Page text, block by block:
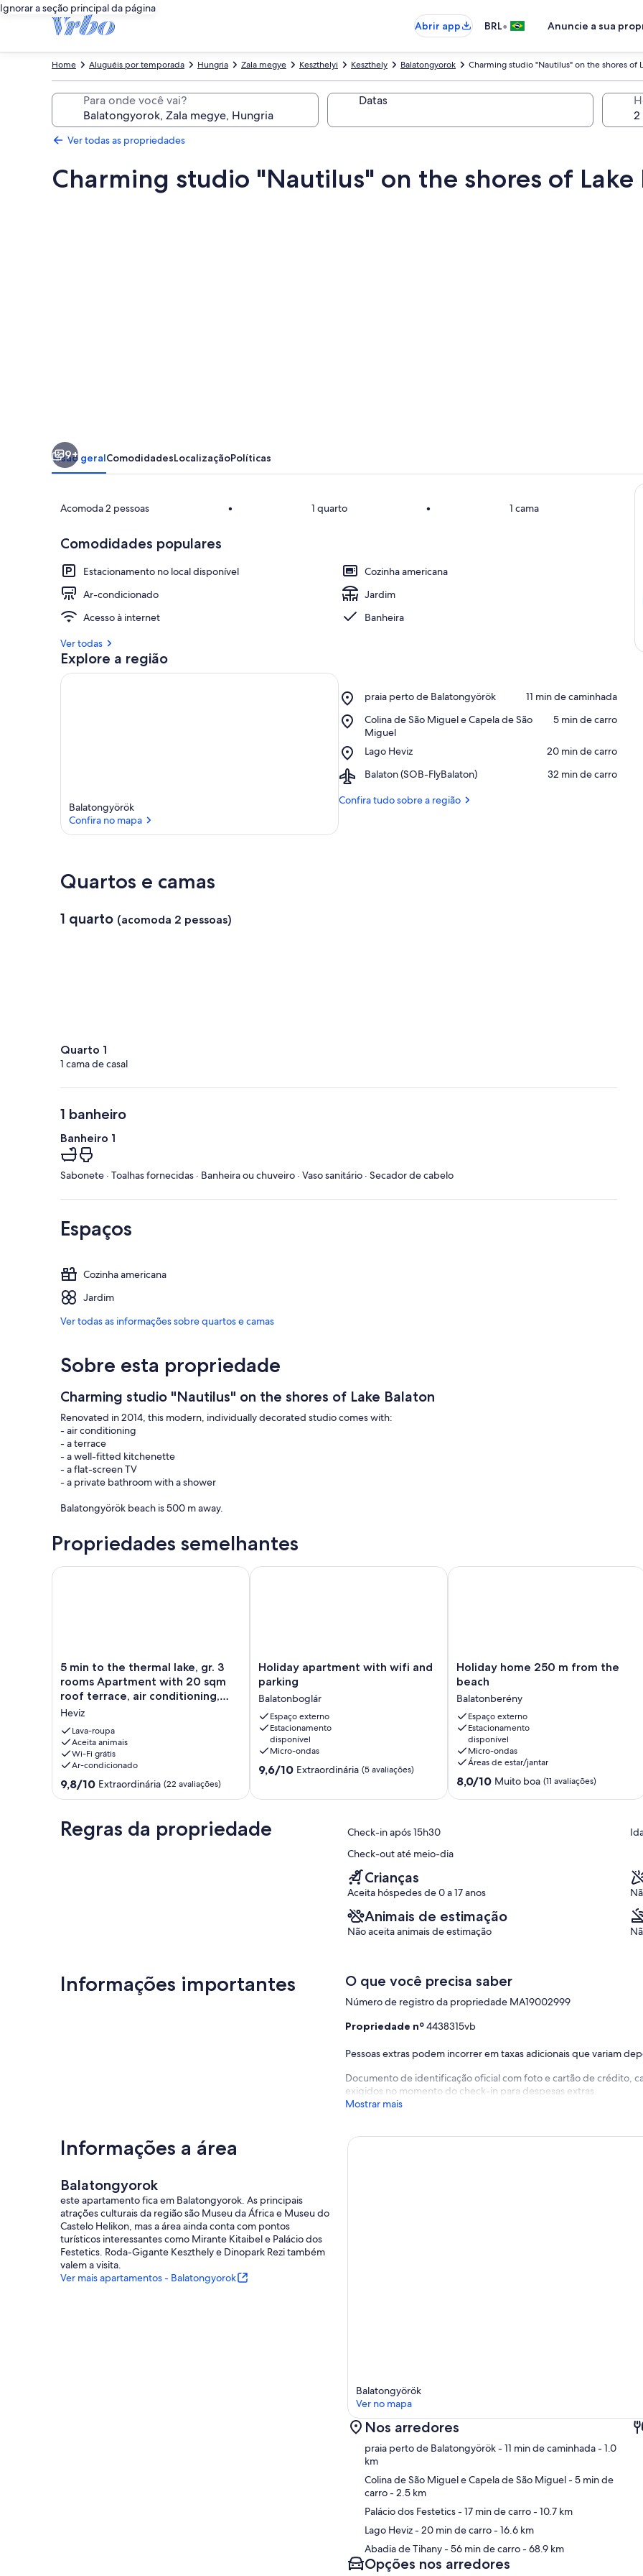
Ignorar a seção principal da página
Abrir app
BRL• Anuncie a sua
Charming studio "Nautilus" on the shores of
Balatongyorok
Keszthely
Keszthelyi
Zala megye
Hungria
Aluguéis por temporada
Home
Para onde você vai? Datas
Ver todas as propriedades
Charming studio "Nautilus" on the shores of Lake
Lake
Balaton
Detalhe da fachada
9+
Visão geralComodidadesLocalizaçãoPolíticas
Acomoda 2 pessoas • 1 quarto • 1 cama
Comodidades populares
Estacionamento no local disponível
Cozinha americana
Ar-condicionado
Jardim
Acesso à internet
Banheira
Ver todas
Explore a região
Balatongyörök
Confira no mapa
praia perto de Balatongyörök
Place,
perto
de
Balatongyörök
‪11 min de caminhada‬
Colina de São Miguel e Capela de São
Miguel
Place,
Colina
de
São
Miguel
Capela
‪5 min de carro‬
Lago Heviz
Place,
Heviz
‪20 min de carro‬
Balaton (SOB-FlyBalaton)
Airport,
(SOB-
‪32 min de carro‬
Confira tudo sobre a região
Quartos e camas
1 quarto (acomoda 2 pessoas)
Quarto 1
1 cama de casal
1 banheiro
Banheiro 1
Sabonete · Toalhas fornecidas · Banheira ou chuveiro · Vaso sanitário · Secador de cabelo
Espaços
Cozinha americana
Jardim
Ver todas as informações sobre quartos e camas
Sobre esta propriedade
Charming studio "Nautilus" on the shores of Lake Balaton
Renovated in 2014, this modern, individually decorated studio comes with:
- air conditioning
- a terrace
- a well-fitted kitchenette
- a flat-screen TV
- a private bathroom with a shower
Balatongyörök beach is 500 m away.
Propriedades semelhantes
5
min
to
thermal
lake,
gr.
3
rooms
Apartment
sqm
roof
5 min to the thermal lake, gr. 3
rooms Apartment with 20 sqm
roof terrace, air conditioning,
internet,
Heviz
Lava-roupa
Aceita animais
Wi-Fi grátis
Ar-condicionado
9.8
de
Extraordinária,
(22
9,8/10 Extraordinária (22 avaliações)
5 min to the thermal lake, gr. 3 rooms Apartment with 20 sqm roof terrace, air conditioning, internet,
Holiday
apartment
with
wifi
and
parking
Balatonboglár
Holiday apartment with wifi and
parking
Balatonboglár
Espaço externo
Estacionamento
disponível
Micro-ondas
9.6
(5
avaliações)
9,6/10 Extraordinária (5 avaliações)
Holiday apartment with wifi and parking
Holiday
home
m
from
the
beach
Balatonberény
Holiday home 250 m from the
beach
Balatonberény
Espaço externo
Estacionamento
disponível
Micro-ondas
Áreas de estar/jantar
8.0
8,0/10 Muito boa (11 avaliações)
Holiday home 250 m from the beach
Regras da propriedade Check-in após 15h30
Check-out até meio-dia
Crianças
Aceita hóspedes de 0 a 17 anos
Animais de estimação
Não aceita animais de estimação
Informações importantes O que você precisa saber
Número de registro da propriedade MA19002999
Propriedade nº4438315vb
Pessoas extras podem incorrer em taxas adicionais que variam
Documento de identificação oficial com foto e cartão de crédito,
exigidos no momento do check-in para despesas extras.
Mostrar mais
Informações a área
Balatongyorok
este apartamento fica em Balatongyorok. As principais
atrações culturais da região são Museu da África e Museu do
Castelo Helikon, mas a área ainda conta com pontos
turísticos interessantes como Mirante Kitaibel e Palácio dos
Festetics. Roda-Gigante Keszthely e Dinopark Rezi também
valem a visita.
Ver mais apartamentos - Balatongyorok
Balatongyörök
Ver no mapa
Nos arredores
praia perto de Balatongyörök- 11 min de caminhada- 1.0
km
Colina de São Miguel e Capela de São Miguel- 5 min de
carro- 2.5 km
Palácio dos Festetics- 17 min de carro- 10.7 km
Lago Heviz- 20 min de carro- 16.6 km
Abadia de Tihany- 56 min de carro- 68.9 km
Opções nos arredores